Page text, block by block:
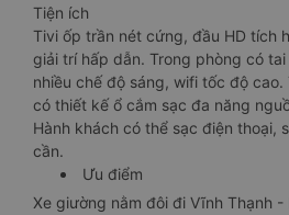
Tiện ích
Tivi ốp trần nét cứng, đầu HD tích
giải trí hấp dẫn. Trong phòng có
nhiều chế độ sáng, wifi tốc độ cao.
có thiết kế ổ cắm sạc đa năng
Hành khách có thể sạc điện thoại,
cần.
Ưu điểm
Xe giường nằm đôi đi Vĩnh Thạnh -